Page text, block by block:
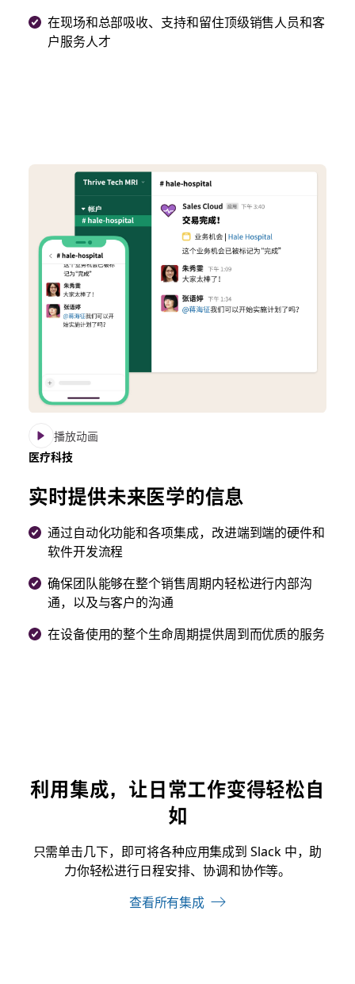
在现场和总部吸收、支持和留住顶级销售人员和客
户服务人才
播放动画
医疗科技
实时提供未来医学的信息
通过自动化功能和各项集成，改进端到端的硬件和
软件开发流程
确保团队能够在整个销售周期内轻松进行内部沟
通，以及与客户的沟通
在设备使用的整个生命周期提供周到而优质的服务
利用集成，让日常工作变得轻松自
如
只需单击几下，即可将各种应用集成到 Slack 中，助
力你轻松进行日程安排、协调和协作等。
查看所有集成